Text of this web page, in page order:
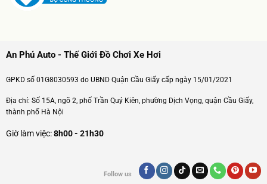
An Phú Auto - Thế Giới Đồ Chơi Xe Hơi
GPKD số 01G8030593 do UBND Quận Cầu Giấy cấp ngày 15/01/2021
Địa chỉ: Số 15A, ngõ 2, phố Trần Quý Kiên, phường Dịch Vọng, quận Cầu Giấy,
thành phố Hà Nội
Giờ làm việc:8h00 - 21h30
Follow us